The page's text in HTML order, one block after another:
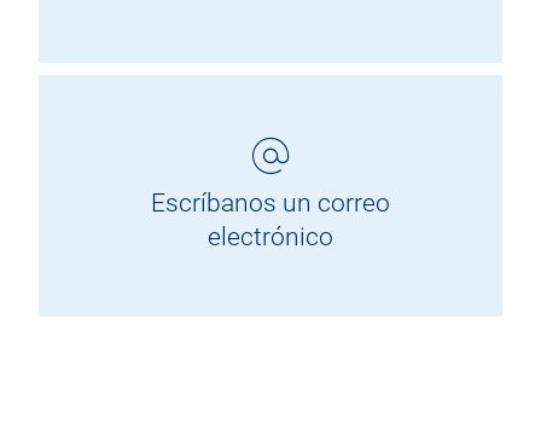
Escríbanos un correo
electrónico